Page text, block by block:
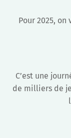
Pour 2025,
C’est une
de milliers de